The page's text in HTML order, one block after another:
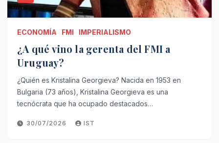
ECONOMÍA FMI IMPERIALISMO
¿A qué vino la gerenta del FMI a
Uruguay?
¿Quién es Kristalina Georgieva? Nacida en 1953 en
Bulgaria (73 años), Kristalina Georgieva es una
tecnócrata que ha ocupado destacados…
30/07/2026 IST